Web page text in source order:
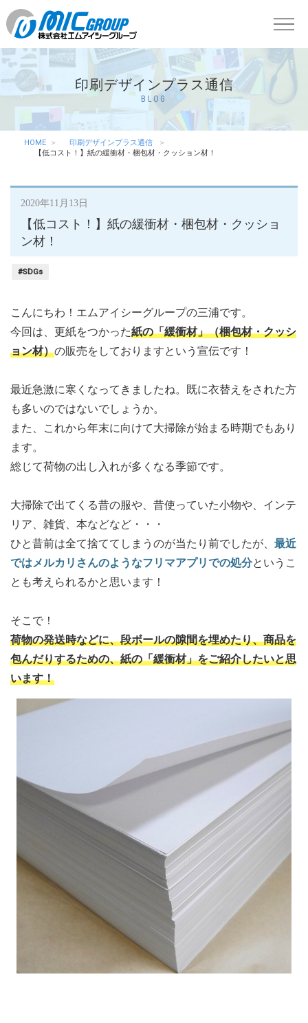
印刷デザインプラス通信
BLOG
HOME
印刷デザインプラス通信
【低コスト！】紙の緩衝材・梱包材・クッション材！
2020年11月13日
【低コスト！】紙の緩衝材・梱包材・クッショ
ン材！
#SDGs
こんにちわ！エムアイシーグループの三浦です。
今回は、更紙をつかった紙の「緩衝材」（梱包材・クッシ
ョン材）の販売をしておりますという宣伝です！
最近急激に寒くなってきましたね。既に衣替えをされた方
も多いのではないでしょうか。
また、これから年末に向けて大掃除が始まる時期でもあり
ます。
総じて荷物の出し入れが多くなる季節です。
大掃除で出てくる昔の服や、昔使っていた小物や、インテ
リア、雑貨、本などなど・・・
ひと昔前は全て捨ててしまうのが当たり前でしたが、 最近
ではメルカリさんのようなフリマアプリでの処分というこ
とも考えられるかと思います！
そこで！
荷物の発送時などに、段ボールの隙間を埋めたり、商品を
包んだりするための、紙の「緩衝材」をご紹介したいと思
います！